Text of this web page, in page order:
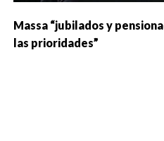
Massa “jubilados y
las prioridades”